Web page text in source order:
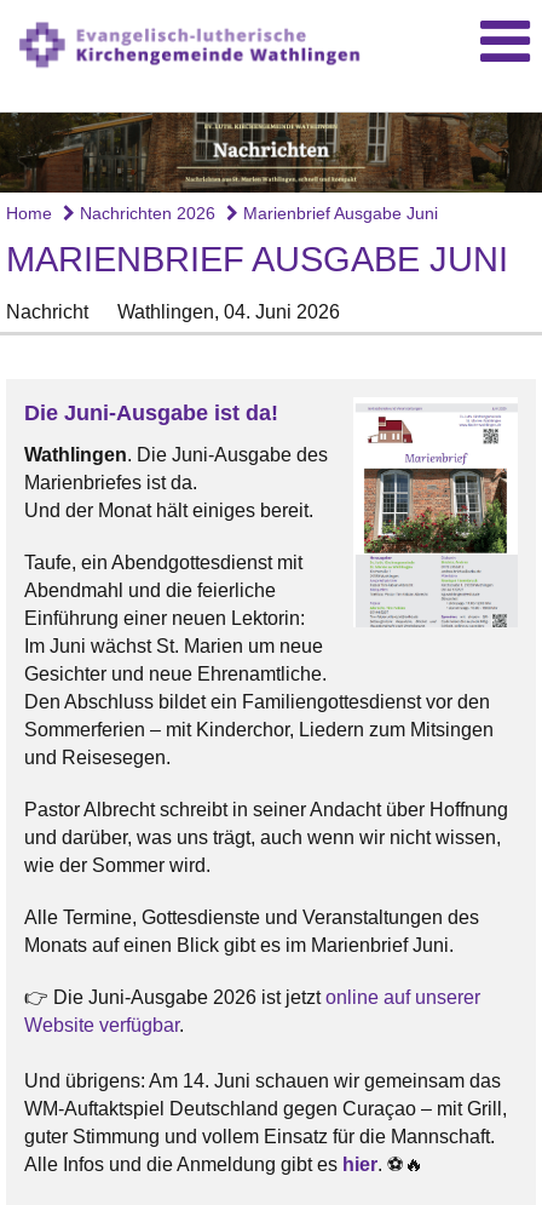
Home Nachrichten 2026 Marienbrief Ausgabe Juni
MARIENBRIEF AUSGABE JUNI
Nachricht Wathlingen, 04. Juni 2026
Die Juni-Ausgabe ist da!
Wathlingen. Die Juni-Ausgabe des
Marienbriefes ist da.
Und der Monat hält einiges bereit.
Taufe, ein Abendgottesdienst mit
Abendmahl und die feierliche
Einführung einer neuen Lektorin:
Im Juni wächst St. Marien um neue
Gesichter und neue Ehrenamtliche.
Den Abschluss bildet ein Familiengottesdienst vor den
Sommerferien – mit Kinderchor, Liedern zum Mitsingen
und Reisesegen.
Pastor Albrecht schreibt in seiner Andacht über Hoffnung
und darüber, was uns trägt, auch wenn wir nicht wissen,
wie der Sommer wird.
Alle Termine, Gottesdienste und Veranstaltungen des
Monats auf einen Blick gibt es im Marienbrief Juni.
👉 Die Juni-Ausgabe 2026 ist jetztonline auf unserer
Website verfügbar.
Und übrigens: Am 14. Juni schauen wir gemeinsam das
WM-Auftaktspiel Deutschland gegen Curaçao – mit Grill,
guter Stimmung und vollem Einsatz für die Mannschaft.
Alle Infos und die Anmeldung gibt es hier. ⚽🔥